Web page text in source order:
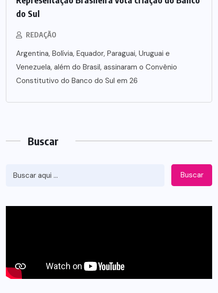
do Sul
REDAÇÃO
Argentina, Bolívia, Equador, Paraguai, Uruguai e
Venezuela, além do Brasil, assinaram o Convênio
Constitutivo do Banco do Sul em 26
Buscar
Buscar